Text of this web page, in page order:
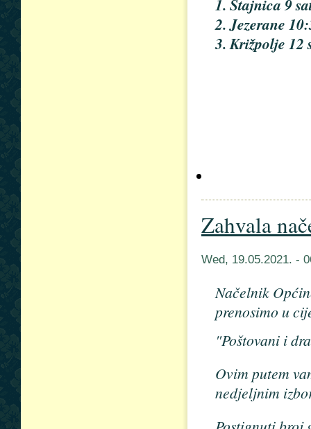
1. Stajnica 9
2. Jezerane
3. Križpolje 12
Zahvala
Wed, 19.05.2021. -
Načelnik
prenosimo u
"Poštovani i
Ovim putem
nedjeljnim